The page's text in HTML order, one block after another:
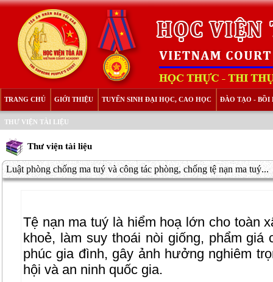
TRANG CHỦ GIỚI THIỆU TUYỂN SINH ĐẠI HỌC, CAO HỌC ĐÀO TẠO - BỒI
THƯ VIỆN TÀI LIỆU
Thư viện tài liệu
Luật phòng chống ma tuý và công tác phòng, chống tệ nạn ma tuý...
Tệ nạn ma tuý là hiểm hoạ lớn cho toàn
khoẻ, làm suy thoái nòi giống, phẩm giá
phúc gia đình, gây ảnh hưởng nghiêm
hội và an ninh quốc gia.